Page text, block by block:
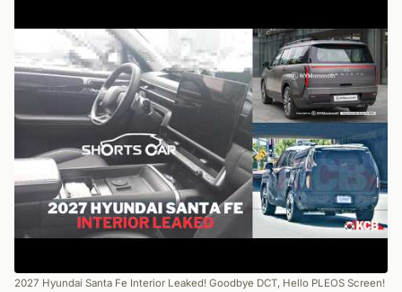
2027 Hyundai Santa Fe Interior Leaked! Goodbye DCT, Hello PLEOS Screen!